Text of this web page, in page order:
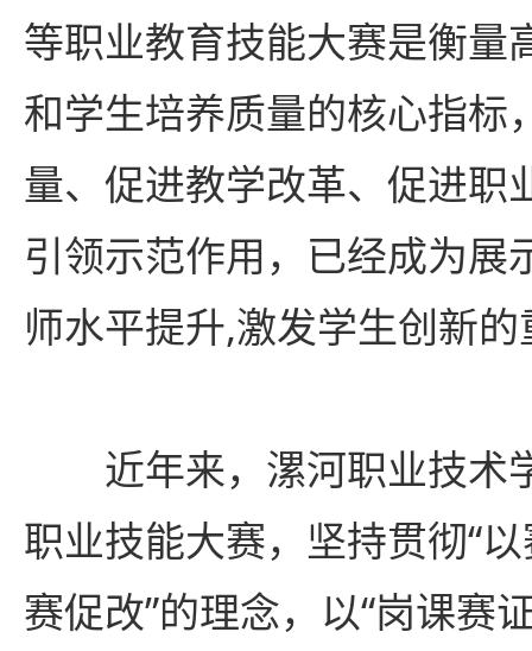
等职业教育技能大赛是衡量
和学生培养质量的核心指标
量、促进教学改革、促进职
引领示范作用，已经成为展
师水平提升,激发学生创新
近年来，漯河职业技术
职业技能大赛，坚持贯彻“
赛促改”的理念，以“岗课赛